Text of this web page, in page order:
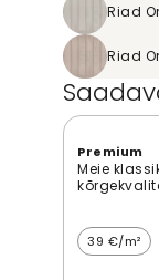
Riad
Riad
Premium
Meie
39 €/m²